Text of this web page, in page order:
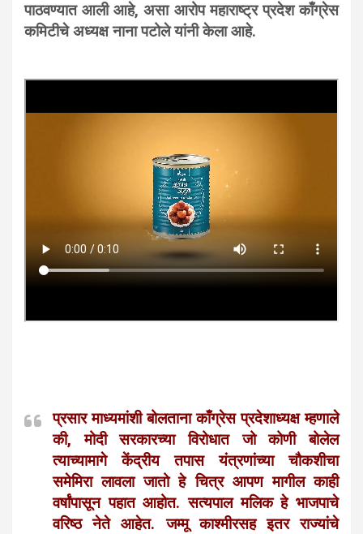
पाठवण्यात आली आहे, असा आरोप महाराष्ट्र प्रदेश काँग्रेस
कमिटीचे अध्यक्ष नाना पटोले यांनी केला आहे.
प्रसार माध्यमांशी बोलताना काँग्रेस प्रदेशाध्यक्ष म्हणाले
की, मोदी सरकारच्या विरोधात जो कोणी बोलेल
त्याच्यामागे केंद्रीय तपास यंत्रणांच्या चौकशीचा
समेमिरा लावला जातो हे चित्र आपण मागील काही
वर्षांपासून पहात आहोत. सत्यपाल मलिक हे भाजपाचे
वरिष्ठ नेते आहेत. जम्मू काश्मीरसह इतर राज्यांचे